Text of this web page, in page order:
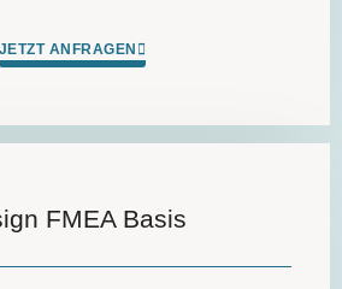
JETZT ANFRAGEN
FMEA Basis